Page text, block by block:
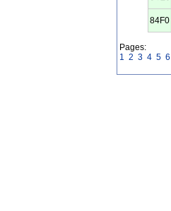
84F0
Pages:
1 2 3 4 5 6